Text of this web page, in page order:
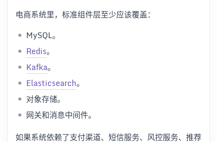
电商系统里，标准组件层至少应该覆盖：
MySQL。
Redis。
Kafka。
Elasticsearch。
对象存储。
网关和消息中间件。
如果系统依赖了支付渠道、短信服务、风控服务、推荐